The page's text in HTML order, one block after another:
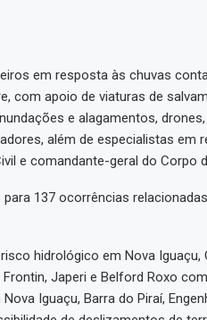
em resposta às chuvas
com apoio de viaturas de
e alagamentos,
além de especialistas em
e comandante-geral do Corpo
137 ocorrências
hidrológico em Nova Iguaçu,
Japeri e Belford Roxo
Iguaçu, Barra do Piraí,